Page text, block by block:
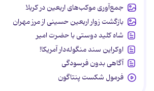
جمع‌آوری موکب‌های اربعین در کربلا
بازگشت زوار اربعین حسینی از مرز مهران
شاه کلید دوستی با حضرت امیر
اوکراین سند منگوله‌دار آمریکا!
آگاهی بدون فرسودگی
فرمول شکست پنتاگون